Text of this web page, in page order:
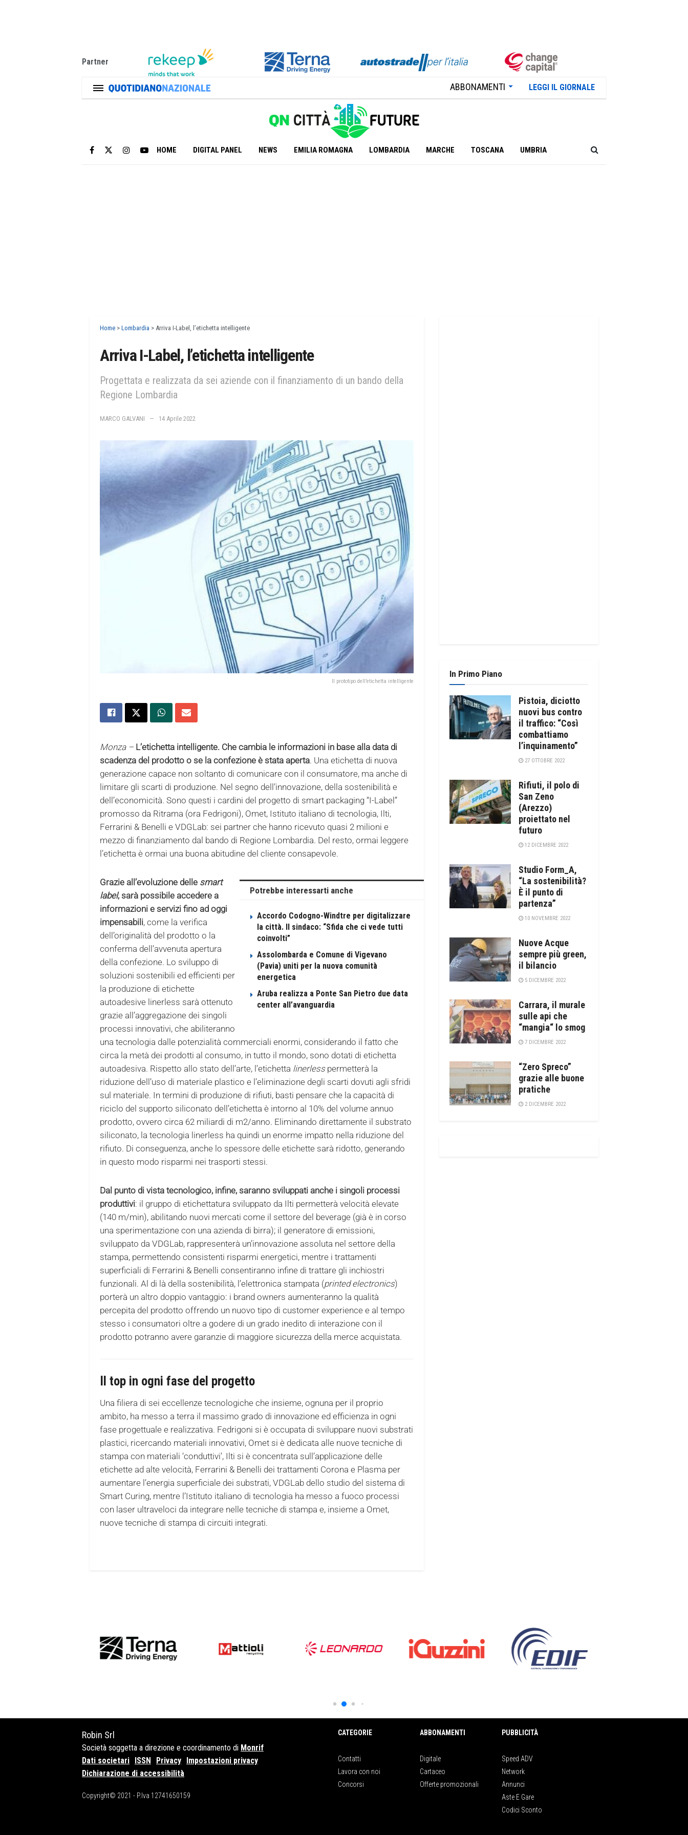
Partner
ABBONAMENTI LEGGI IL GIORNALE
HOME DIGITAL PANEL NEWS EMILIA ROMAGNA LOMBARDIA MARCHE TOSCANA UMBRIA
Home > Lombardia > Arriva I-Label, l’etichetta intelligente
Arriva I-Label, l’etichetta intelligente
Progettata e realizzata da sei aziende con il finanziamento di un bando della
Regione Lombardia
MARCO GALVANI 14 Aprile 2022
Il prototipo dell’etichetta intelligente
Monza –L’etichetta intelligente. Che cambia le informazioni in base alla data di
scadenza del prodotto o se la confezione è stata aperta. Una etichetta di nuova
generazione capace non soltanto di comunicare con il consumatore, ma anche di
limitare gli scarti di produzione. Nel segno dell’innovazione, della sostenibilità e
dell’economicità. Sono questi i cardini del progetto di smart packaging “I-Label”
promosso da Ritrama (ora Fedrigoni), Omet, Istituto italiano di tecnologia, Ilti,
Ferrarini & Benelli e VDGLab: sei partner che hanno ricevuto quasi 2 milioni e
mezzo di finanziamento dal bando di Regione Lombardia. Del resto, ormai leggere
l’etichetta è ormai una buona abitudine del cliente consapevole.
Potrebbe interessarti anche
Accordo Codogno-Windtre per digitalizzare
la città. Il sindaco: “Sfida che ci vede tutti
coinvolti”
Assolombarda e Comune di Vigevano
(Pavia) uniti per la nuova comunità
energetica
Aruba realizza a Ponte San Pietro due data
center all’avanguardia
Grazie all’evoluzione delle smart
label, sarà possibile accedere a
informazioni e servizi fino ad oggi
impensabili, come la verifica
dell’originalità del prodotto o la
conferma dell’avvenuta apertura
della confezione. Lo sviluppo di
soluzioni sostenibili ed efficienti per
la produzione di etichette
autoadesive linerless sarà ottenuto
grazie all’aggregazione dei singoli
processi innovativi, che abiliteranno
una tecnologia dalle potenzialità commerciali enormi, considerando il fatto che
circa la metà dei prodotti al consumo, in tutto il mondo, sono dotati di etichetta
autoadesiva. Rispetto allo stato dell’arte, l’etichetta linerlesspermetterà la
riduzione dell’uso di materiale plastico e l’eliminazione degli scarti dovuti agli sfridi
sul materiale. In termini di produzione di rifiuti, basti pensare che la capacità di
riciclo del supporto siliconato dell’etichetta è intorno al 10% del volume annuo
prodotto, ovvero circa 62 miliardi di m2/anno. Eliminando direttamente il substrato
siliconato, la tecnologia linerless ha quindi un enorme impatto nella riduzione del
rifiuto. Di conseguenza, anche lo spessore delle etichette sarà ridotto, generando
in questo modo risparmi nei trasporti stessi.
Dal punto di vista tecnologico, infine, saranno sviluppati anche i singoli processi
produttivi: il gruppo di etichettatura sviluppato da Ilti permetterà velocità elevate
(140 m/min), abilitando nuovi mercati come il settore del beverage (già è in corso
una sperimentazione con una azienda di birra); il generatore di emissioni,
sviluppato da VDGLab, rappresenterà un’innovazione assoluta nel settore della
stampa, permettendo consistenti risparmi energetici, mentre i trattamenti
superficiali di Ferrarini & Benelli consentiranno infine di trattare gli inchiostri
funzionali. Al di là della sostenibilità, l’elettronica stampata (printed electronics)
porterà un altro doppio vantaggio: i brand owners aumenteranno la qualità
percepita del prodotto offrendo un nuovo tipo di customer experience e al tempo
stesso i consumatori oltre a godere di un grado inedito di interazione con il
prodotto potranno avere garanzie di maggiore sicurezza della merce acquistata.
Il top in ogni fase del progetto
Una filiera di sei eccellenze tecnologiche che insieme, ognuna per il proprio
ambito, ha messo a terra il massimo grado di innovazione ed efficienza in ogni
fase progettuale e realizzativa. Fedrigoni si è occupata di sviluppare nuovi substrati
plastici, ricercando materiali innovativi, Omet si è dedicata alle nuove tecniche di
stampa con materiali ‘conduttivi’, Ilti si è concentrata sull’applicazione delle
etichette ad alte velocità, Ferrarini & Benelli dei trattamenti Corona e Plasma per
aumentare l’energia superficiale dei substrati, VDGLab dello studio del sistema di
Smart Curing, mentre l’Istituto italiano di tecnologia ha messo a fuoco processi
con laser ultraveloci da integrare nelle tecniche di stampa e, insieme a Omet,
nuove tecniche di stampa di circuiti integrati.
In Primo Piano
Pistoia, diciotto
nuovi bus contro
il traffico: “Così
combattiamo
l’inquinamento”
27 OTTOBRE 2022
Rifiuti, il polo di
San Zeno
(Arezzo)
proiettato nel
futuro
12 DICEMBRE 2022
Studio Form_A,
“La sostenibilità?
È il punto di
partenza”
10 NOVEMBRE 2022
Nuove Acque
sempre più green,
il bilancio
5 DICEMBRE 2022
Carrara, il murale
sulle api che
“mangia“ lo smog
7 DICEMBRE 2022
“Zero Spreco”
grazie alle buone
pratiche
2 DICEMBRE 2022
Robin Srl
Società soggetta a direzione e coordinamento di Monrif
Dati societari ISSN Privacy Impostazioni privacy
Dichiarazione di accessibilità
Copyright© 2021 - P.Iva 12741650159
CATEGORIE
Contatti
Lavora con noi
Concorsi
ABBONAMENTI
Digitale
Cartaceo
Offerte promozionali
PUBBLICITÀ
Speed ADV
Network
Annunci
Aste E Gare
Codici Sconto